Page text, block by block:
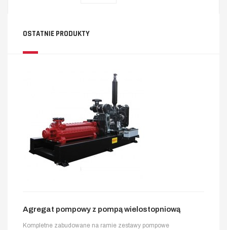
OSTATNIE PRODUKTY
Agregat pompowy z pompą wielostopniową
Kompletne zabudowane na ramie zestawy pompowe